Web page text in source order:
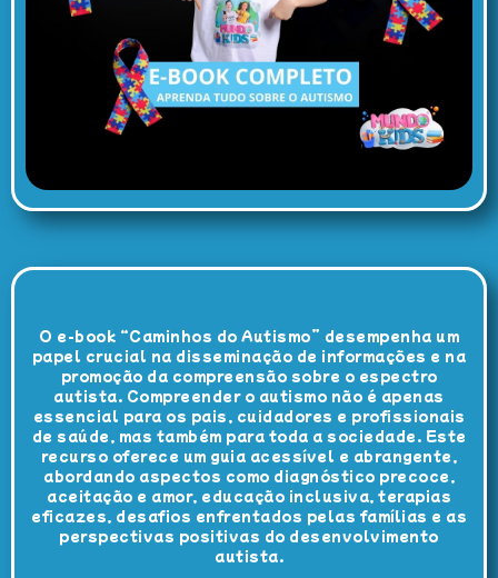
O e-book “Caminhos do Autismo” desempenha um
papel crucial na disseminação de informações e na
promoção da compreensão sobre o espectro
autista. Compreender o autismo não é apenas
essencial para os pais, cuidadores e profissionais
de saúde, mas também para toda a sociedade. Este
recurso oferece um guia acessível e abrangente,
abordando aspectos como diagnóstico precoce,
aceitação e amor, educação inclusiva, terapias
eficazes, desafios enfrentados pelas famílias e as
perspectivas positivas do desenvolvimento
autista.